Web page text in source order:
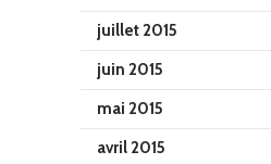
juillet 2015
juin 2015
mai 2015
avril 2015